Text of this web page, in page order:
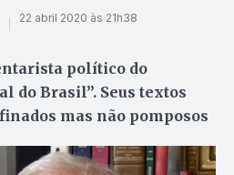
22 abril 2020 às 21h38
político do
do Brasil”. Seus textos
mas não pomposos